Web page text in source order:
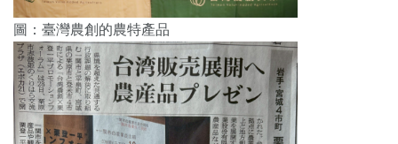
圖：臺灣農創的農特產品